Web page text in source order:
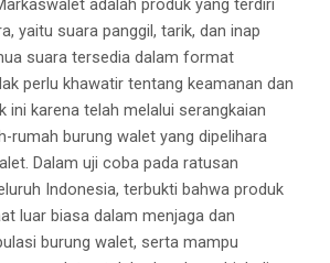
adalah produk yang terdiri
yaitu suara panggil, tarik, dan inap
suara tersedia dalam format
perlu khawatir tentang keamanan dan
ini karena telah melalui serangkaian
rumah burung walet yang dipelihara
Dalam uji coba pada ratusan
Indonesia, terbukti bahwa produk
luar biasa dalam menjaga dan
burung walet, serta mampu